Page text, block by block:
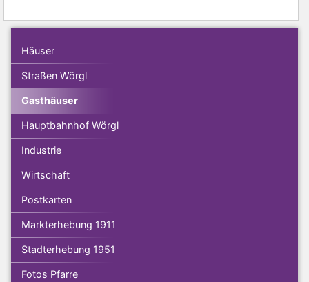
Häuser
Straßen Wörgl
Gasthäuser
Hauptbahnhof Wörgl
Industrie
Wirtschaft
Postkarten
Markterhebung 1911
Stadterhebung 1951
Fotos Pfarre